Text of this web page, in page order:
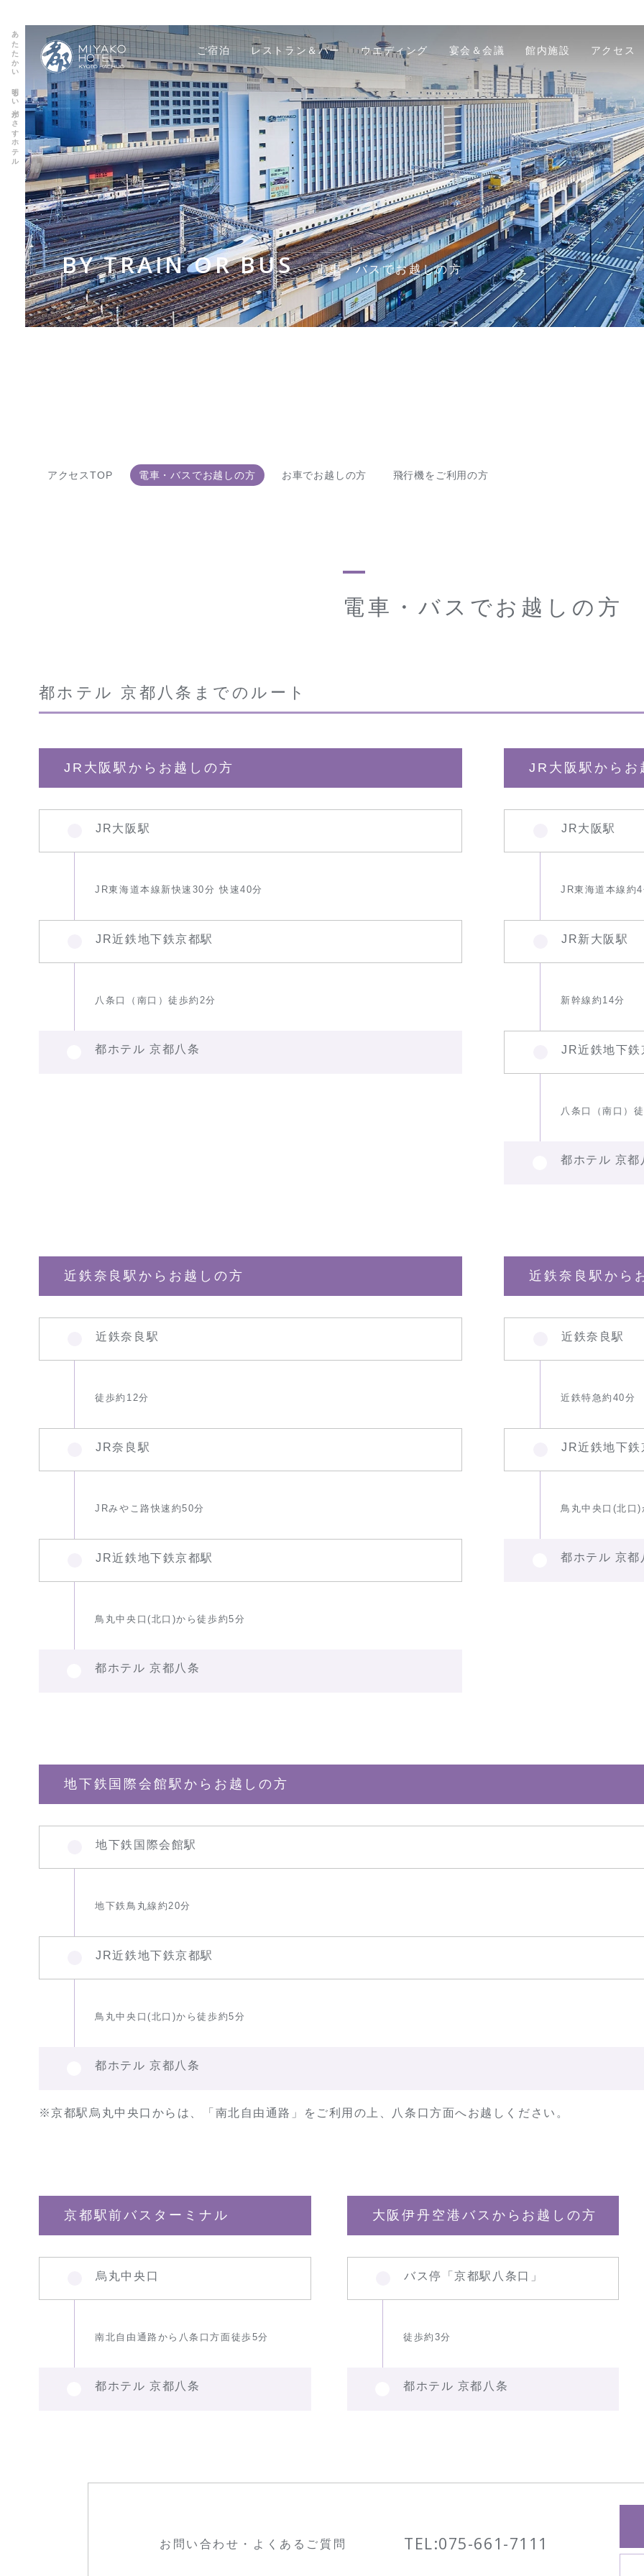
あたたかい 明るい光がさすホテル ご宿泊 レストラン＆バー ウエディング 宴会＆会議 館内施設 アクセス
BY TRAIN OR BUS 電車・バスでお越しの方
アクセスTOP 電車・バスでお越しの方 お車でお越しの方 飛行機をご利用の方
電車・バスでお越しの方
都ホテル 京都八条までのルート
JR大阪駅からお越しの方
JR大阪駅
JR東海道本線新快速30分 快速40分
JR近鉄地下鉄京都駅
八条口（南口）徒歩約2分
都ホテル 京都八条
JR大阪駅からお
JR大阪駅
JR東海道本線約4
JR新大阪駅
新幹線約14分
JR近鉄地下鉄
八条口（南口）
都ホテル 京都
近鉄奈良駅からお越しの方
近鉄奈良駅
徒歩約12分
JR奈良駅
JRみやこ路快速約50分
JR近鉄地下鉄京都駅
鳥丸中央口(北口)から徒歩約5分
都ホテル 京都八条
近鉄奈良駅から
近鉄奈良駅
近鉄特急約40分
JR近鉄地下鉄
鳥丸中央口(北口)
都ホテル 京都
地下鉄国際会館駅からお越しの方
地下鉄国際会館駅
地下鉄鳥丸線約20分
JR近鉄地下鉄京都駅
鳥丸中央口(北口)から徒歩約5分
都ホテル 京都八条
※京都駅烏丸中央口からは、「南北自由通路」をご利用の上、八条口方面へお越しください。
京都駅前バスターミナル
烏丸中央口
南北自由通路から八条口方面徒歩5分
都ホテル 京都八条
大阪伊丹空港バスからお越しの方
バス停「京都駅八条口」
徒歩約3分
都ホテル 京都八条
お問い合わせ・よくあるご質問 TEL:075-661-7111